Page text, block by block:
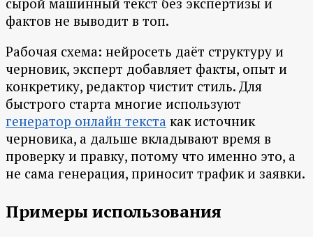
фактов не выводит в топ.
Рабочая схема: нейросеть даёт структуру и
черновик, эксперт добавляет факты, опыт и
конкретику, редактор чистит стиль. Для
быстрого старта многие используют
генератор онлайн текста как источник
черновика, а дальше вкладывают время в
проверку и правку, потому что именно это, а
не сама генерация, приносит трафик и заявки.
Примеры использования